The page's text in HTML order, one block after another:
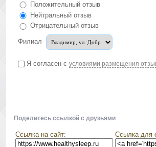
Положительный отзыв
Нейтральный отзыв
Отрицательный отзыв
Филиал
Я согласен с условиями размещения
Поделитесь ссылкой с друзьями
Ссылка на сайт: Ссылка для